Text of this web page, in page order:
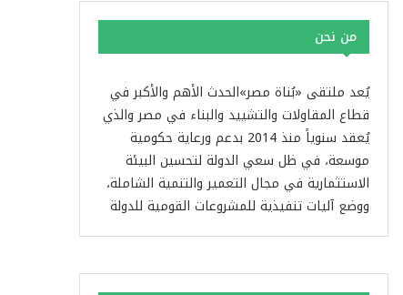
من نحن
يُعد ملتقى «بُناة مصر»الحدث الأهم والأكبر في
قطاع المقاولات والتشييد والبناء في مصر والذي
يُعقد سنوياً منذ 2014 بدعم ورعاية حكومية
موسعة، في ظل سعي الدولة لتحسين البيئة
الاستثمارية في مجال التعمير والتنمية الشاملة،
ووضع آليات تنفيذية للمشروعات القومية للدولة